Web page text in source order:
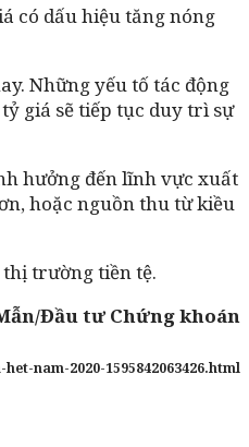
có dấu hiệu tăng nóng
Những yếu tố tác động
giá sẽ tiếp tục duy trì sự
hưởng đến lĩnh vực xuất
hoặc nguồn thu từ kiều
thị trường tiền tệ.
Đầu tư Chứng khoán
nam-2020-1595842063426.html